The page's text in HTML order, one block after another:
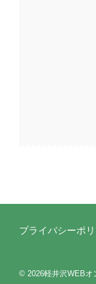
プライバシーポ
© 2026軽井沢WEBオ